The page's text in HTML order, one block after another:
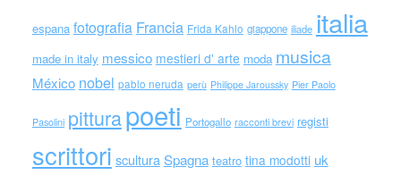
espana fotografia Francia Frida Kahlo giappone iliade italia
made in italy messico mestieri d' arte moda musica
México nobel pablo neruda perù Philippe Jaroussky Pier Paolo
Pasolini pitturapoeti Portogallo racconti brevi registi
scrittori scultura Spagna teatro tina modotti uk